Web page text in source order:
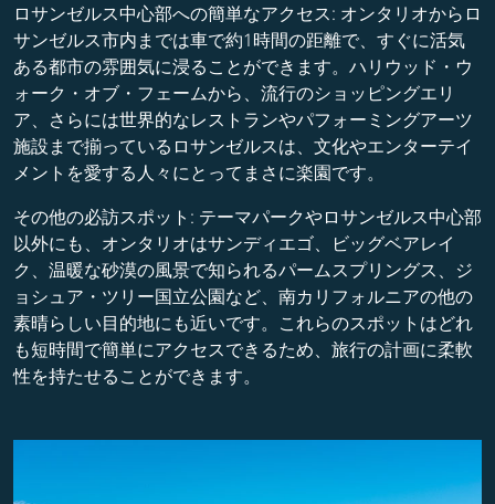
ロサンゼルス中心部への簡単なアクセス: オンタリオからロ
サンゼルス市内までは車で約1時間の距離で、すぐに活気
ある都市の雰囲気に浸ることができます。ハリウッド・ウ
ォーク・オブ・フェームから、流行のショッピングエリ
ア、さらには世界的なレストランやパフォーミングアーツ
施設まで揃っているロサンゼルスは、文化やエンターテイ
メントを愛する人々にとってまさに楽園です。
その他の必訪スポット: テーマパークやロサンゼルス中心部
以外にも、オンタリオはサンディエゴ、ビッグベアレイ
ク、温暖な砂漠の風景で知られるパームスプリングス、ジ
ョシュア・ツリー国立公園など、南カリフォルニアの他の
素晴らしい目的地にも近いです。これらのスポットはどれ
も短時間で簡単にアクセスできるため、旅行の計画に柔軟
性を持たせることができます。